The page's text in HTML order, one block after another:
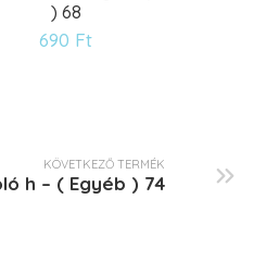
) 68
690 Ft
KÖVETKEZŐ TERMÉK
h – ( Egyéb ) 74